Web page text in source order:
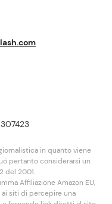
in quanto viene
pertanto considerarsi un
del 2001.
Affiliazione Amazon EU,
siti di percepire una